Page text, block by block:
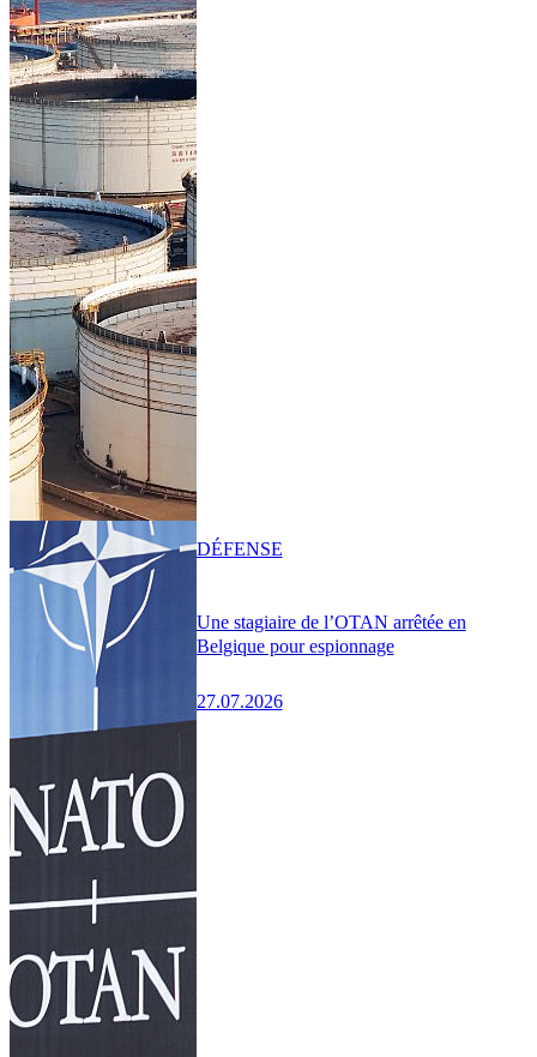
Une stagiaire de l’OTAN arrêtée en
Belgique pour espionnage
27.07.2026
DÉFENSE